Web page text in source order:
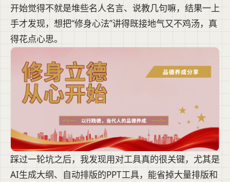
开始觉得不就是堆些名人名言、说教几句嘛，结果一上
手才发现，想把“修身心法”讲得既接地气又不鸡汤，真
得花点心思。
踩过一轮坑之后，我发现用对工具真的很关键，尤其是
AI生成大纲、自动排版的PPT工具，能省掉大量排版和